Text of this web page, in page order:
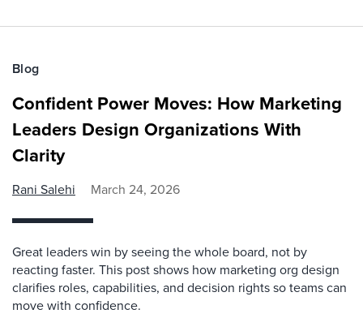
Blog
Confident Power Moves: How Marketing
Leaders Design Organizations With
Clarity
Rani Salehi March 24, 2026
Great leaders win by seeing the whole board, not by
reacting faster. This post shows how marketing org design
clarifies roles, capabilities, and decision rights so teams can
move with confidence.